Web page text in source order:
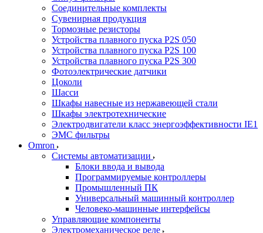
Соединительные комплекты
Сувенирная продукция
Тормозные резисторы
Устройства плавного пуска P2S 050
Устройства плавного пуска P2S 100
Устройства плавного пуска P2S 300
Фотоэлектрические датчики
Цоколи
Шасси
Шкафы навесные из нержавеющей стали
Шкафы электротехнические
Электродвигатели класс энергоэффективности IE1
ЭМС фильтры
Omron
Системы автоматизации
Блоки ввода и вывода
Программируемые контроллеры
Промышленный ПК
Универсальный машинный контроллер
Человеко-машинные интерфейсы
Управляющие компоненты
Электромеханическое реле